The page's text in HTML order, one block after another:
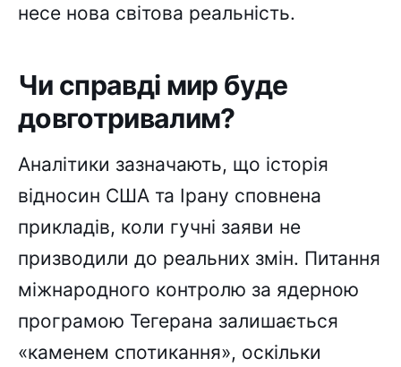
несе нова світова реальність.
Чи справді мир буде
довготривалим?
Аналітики зазначають, що історія
відносин США та Ірану сповнена
прикладів, коли гучні заяви не
призводили до реальних змін. Питання
міжнародного контролю за ядерною
програмою Тегерана залишається
«каменем спотикання», оскільки